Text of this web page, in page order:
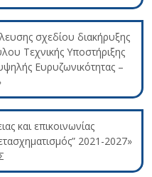
σχεδίου διακήρυξης
Τεχνικής Υποστήριξης
Ευρυζωνικότητας –
και επικοινωνίας
2021-2027»